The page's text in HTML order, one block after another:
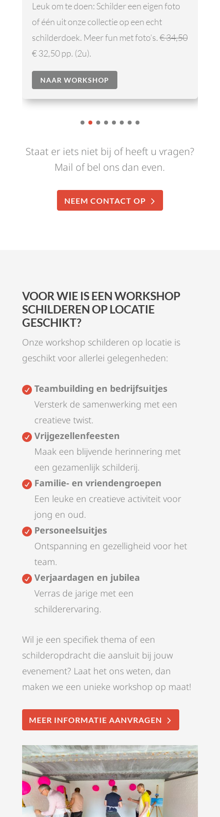
Leuk om te doen: Schilder een eigen foto
of één uit onze collectie op een echt
schilderdoek. Meer fun met foto’s.€ 34,50
€ 32,50 pp. (2u).
NAAR WORKSHOP
Staat er iets niet bij of heeft u vragen?
Mail of bel ons dan even.
NEEM CONTACT OP
VOOR WIE IS EEN WORKSHOP
SCHILDEREN OP LOCATIE
GESCHIKT?
Onze workshop schilderen op locatie is
geschikt voor allerlei gelegenheden:
 Teambuilding en bedrijfsuitjes
Versterk de samenwerking met een
creatieve twist.
 Vrijgezellenfeesten
Maak een blijvende herinnering met
een gezamenlijk schilderij.
 Familie- en vriendengroepen
Een leuke en creatieve activiteit voor
jong en oud.
 Personeelsuitjes
Ontspanning en gezelligheid voor het
team.
 Verjaardagen en jubilea
Verras de jarige met een
schilderervaring.
Wil je een specifiek thema of een
schilderopdracht die aansluit bij jouw
evenement? Laat het ons weten, dan
maken we een unieke workshop op maat!
MEER INFORMATIE AANVRAGEN